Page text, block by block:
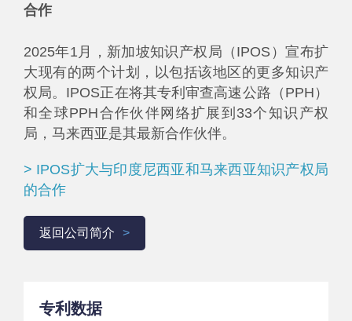
合作
2025年1月，新加坡知识产权局（IPOS）宣布扩
大现有的两个计划，以包括该地区的更多知识产
权局。IPOS正在将其专利审查高速公路（PPH）
和全球PPH合作伙伴网络扩展到33个知识产权
局，马来西亚是其最新合作伙伴。
> IPOS扩大与印度尼西亚和马来西亚知识产权局
的合作
返回公司简介
专利数据